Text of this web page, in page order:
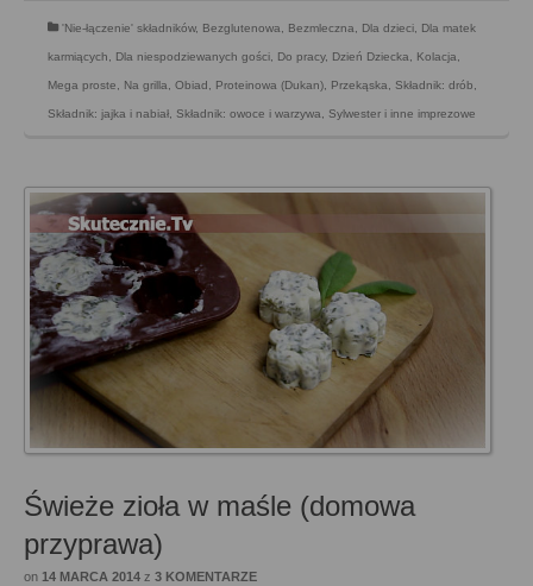
'Nie-łączenie' składników, Bezglutenowa Bezmleczna Dla dzieci Dla matek
karmiących Dla niespodziewanych gości Do pracy, Dzień Dziecka Kolacja
Mega proste Na grilla Obiad Proteinowa (Dukan) Przekąska Składnik: drób
Składnik: jajka i nabiał Składnik: owoce i warzywa Sylwester i inne imprezowe
Świeże zioła w maśle (domowa
przyprawa)
on 14 MARCA 2014 z 3 KOMENTARZE